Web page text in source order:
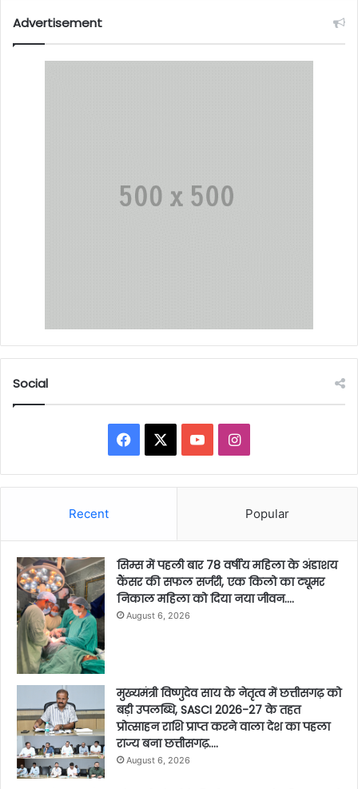
Advertisement
Social
Facebook YouTubeInstagram
Recent Popular
सिम्स में पहली बार 78 वर्षीय महिला के अंडाशय
कैंसर की सफल सर्जरी, एक किलो का ट्यूमर
निकाल महिला को दिया नया जीवन….
August 6, 2026
मुख्यमंत्री विष्णुदेव साय के नेतृत्व में छत्तीसगढ़ को
बड़ी उपलब्धि, SASCI 2026-27 के तहत
प्रोत्साहन राशि प्राप्त करने वाला देश का पहला
राज्य बना छत्तीसगढ़….
August 6, 2026